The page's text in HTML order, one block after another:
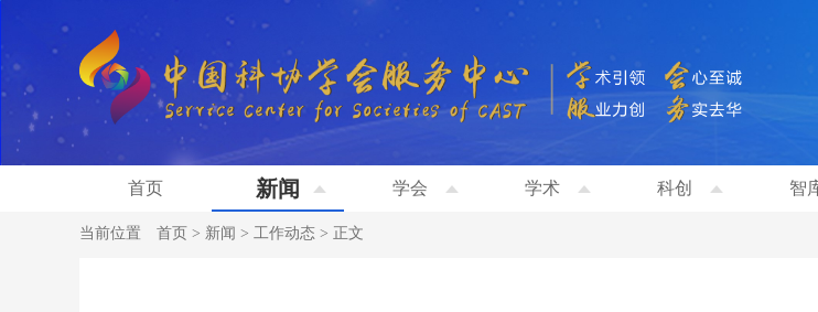
首页 新闻 学会 学术 科创 智
当前位置 首页 > 新闻 > 工作动态 > 正文